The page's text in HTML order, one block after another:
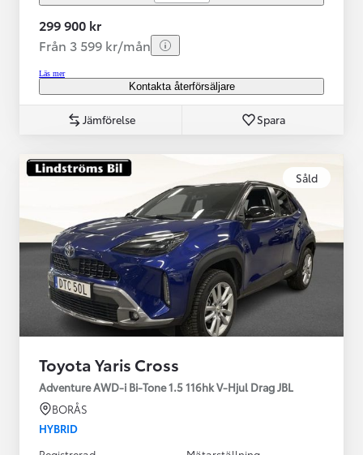
299 900 kr
Från 3 599 kr/mån
Läs mer
Kontakta återförsäljare
Jämförelse Spara
Såld
Toyota Yaris Cross
Adventure AWD-i Bi-Tone 1.5 116hk V-Hjul Drag JBL
BORÅS
HYBRID